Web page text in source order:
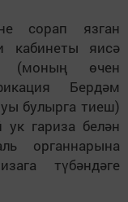
сорап язган
кабинеты яисә
(моның өчен
Бердәм
булырга тиеш)
гариза белән
органнарына
түбәндәге